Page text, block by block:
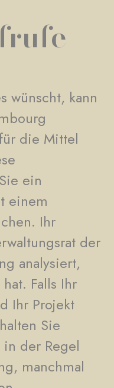
wünscht, kann
die Mittel
ein
einem
Ihr
der
analysiert,
Falls Ihr
Ihr Projekt
Sie
der Regel
manchmal